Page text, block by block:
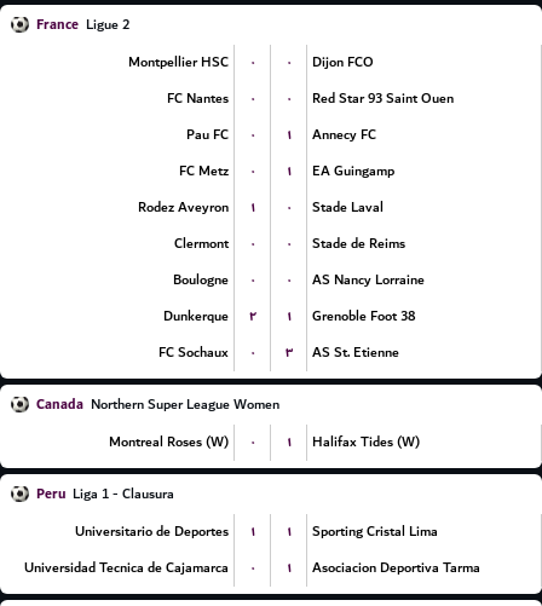
France Ligue 2
Montpellier HSC
۰ ۰
Dijon FCO
FC Nantes
۰ ۰
Red Star 93 Saint Ouen
Pau FC
۰ ۱
Annecy FC
FC Metz
۰ ۱
EA Guingamp
Rodez Aveyron
۱ ۰
Stade Laval
Clermont
۰ ۰
Stade de Reims
Boulogne
۰ ۰
AS Nancy Lorraine
Dunkerque
۲ ۱
Grenoble Foot 38
FC Sochaux
۰ ۳ AS St. Etienne
Canada Northern Super League Women
Montreal Roses (W)
۰ ۱ Halifax Tides (W)
Peru Liga 1 - Clausura
Universitario de Deportes
۱ ۱
Sporting Cristal Lima
Universidad Tecnica de Cajamarca
۰ ۱ Asociacion Deportiva Tarma